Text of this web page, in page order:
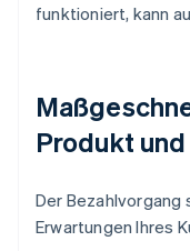
funktioniert, kann
Produkt
Der Bezahlvorgang
Erwartungen Ihres